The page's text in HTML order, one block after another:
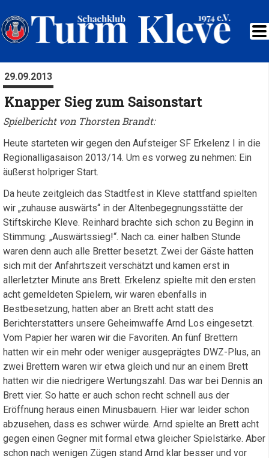
29.09.2013
Knapper Sieg zum Saisonstart
Spielbericht von Thorsten Brandt:
Heute starteten wir gegen den Aufsteiger SF Erkelenz I in die
Regionalligasaison 2013/14. Um es vorweg zu nehmen: Ein
äußerst holpriger Start.
Da heute zeitgleich das Stadtfest in Kleve stattfand spielten
wir „zuhause auswärts“ in der Altenbegegnungsstätte der
Stiftskirche Kleve. Reinhard brachte sich schon zu Beginn in
Stimmung: „Auswärtssieg!“. Nach ca. einer halben Stunde
waren denn auch alle Bretter besetzt. Zwei der Gäste hatten
sich mit der Anfahrtszeit verschätzt und kamen erst in
allerletzter Minute ans Brett. Erkelenz spielte mit den ersten
acht gemeldeten Spielern, wir waren ebenfalls in
Bestbesetzung, hatten aber an Brett acht statt des
Berichterstatters unsere Geheimwaffe Arnd Los eingesetzt.
Vom Papier her waren wir die Favoriten. An fünf Brettern
hatten wir ein mehr oder weniger ausgeprägtes DWZ-Plus, an
zwei Brettern waren wir etwa gleich und nur an einem Brett
hatten wir die niedrigere Wertungszahl. Das war bei Dennis an
Brett vier. So hatte er auch schon recht schnell aus der
Eröffnung heraus einen Minusbauern. Hier war leider schon
abzusehen, dass es schwer würde. Arnd spielte an Brett acht
gegen einen Gegner mit formal etwa gleicher Spielstärke. Aber
schon nach wenigen Zügen stand Arnd klar besser und vor